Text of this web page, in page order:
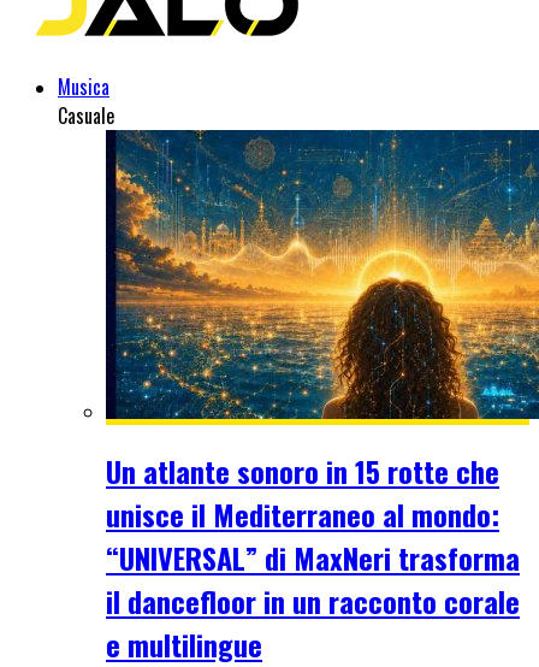
Musica
Casuale
Un atlante sonoro in 15 rotte che
unisce il Mediterraneo al mondo:
“UNIVERSAL” di MaxNeri trasforma
il dancefloor in un racconto corale
e multilingue